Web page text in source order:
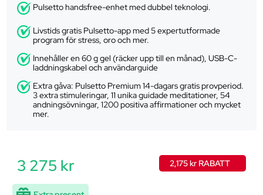
Pulsetto handsfree-enhet med dubbel teknologi.
Livstids gratis Pulsetto-app med 5 expertutformade
program för stress, oro och mer.
Innehåller en 60 g gel (räcker upp till en månad), USB-C-
laddningskabel och användarguide
Extra gåva: Pulsetto Premium 14-dagars gratis provperiod.
3 extra stimuleringar, 11 unika guidade meditationer, 54
andningsövningar, 1200 positiva affirmationer och mycket
mer.
3 275 kr 2,175 kr RABATT